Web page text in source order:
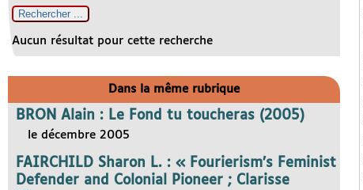
Aucun résultat pour cette recherche
Dans la même rubrique
BRON Alain : Le Fond tu toucheras (2005)
le décembre 2005
FAIRCHILD Sharon L. : « Fourierism’s Feminist
Defender and Colonial Pioneer ; Clarisse